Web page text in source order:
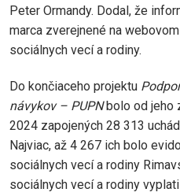
Peter Ormandy. Dodal, že
marca zverejnené na
sociálnych vecí a rodiny.
Do končiaceho projektu
návykov – PUPN bolo od jeho
2024 zapojených 28 313
Najviac, až 4 267 ich bolo
sociálnych vecí a rodiny
sociálnych vecí a rodiny